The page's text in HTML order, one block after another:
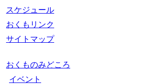
スケジュール
おくもリンク
サイトマップ
おくものみどころ
イベント